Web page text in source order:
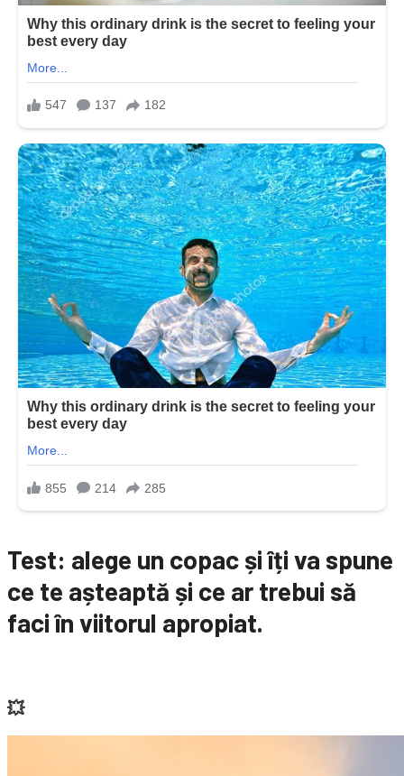
Test: alege un copac și îți va spune
ce te așteaptă și ce ar trebui să
faci în viitorul apropiat.
💥